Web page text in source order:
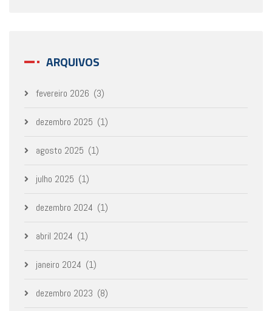
ARQUIVOS
fevereiro 2026 (3)
dezembro 2025 (1)
agosto 2025 (1)
julho 2025 (1)
dezembro 2024 (1)
abril 2024 (1)
janeiro 2024 (1)
dezembro 2023 (8)